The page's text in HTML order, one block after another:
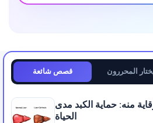
قصص شائعة المحررون
منه: حماية الكبد مدى
الحياة